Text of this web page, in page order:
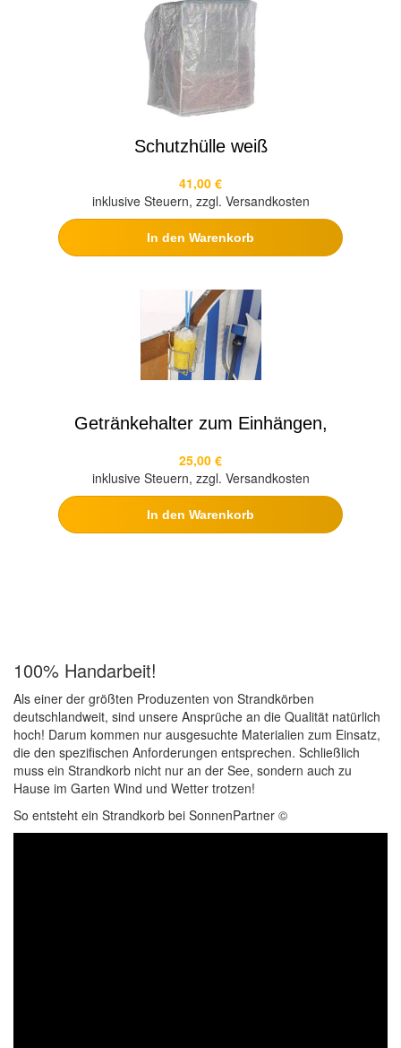
Schutzhülle weiß
41,00 €
inklusive Steuern, zzgl. Versandkosten
In den Warenkorb
Getränkehalter zum Einhängen,
25,00 €
inklusive Steuern, zzgl. Versandkosten
In den Warenkorb
100% Handarbeit!
Als einer der größten Produzenten von Strandkörben
deutschlandweit, sind unsere Ansprüche an die Qualität natürlich
hoch! Darum kommen nur ausgesuchte Materialien zum Einsatz,
die den spezifischen Anforderungen entsprechen. Schließlich
muss ein Strandkorb nicht nur an der See, sondern auch zu
Hause im Garten Wind und Wetter trotzen!
So entsteht ein Strandkorb bei SonnenPartner ©